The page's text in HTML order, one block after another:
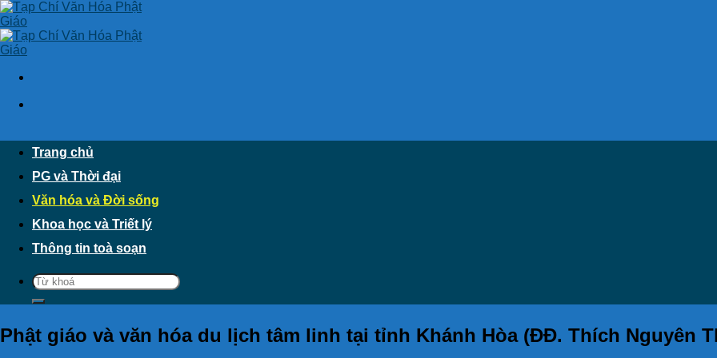
Skip
to
content
Trang chủ
PG và Thời đại
Văn hóa và Đời sống
Khoa học và Triết lý
Thông tin toà soạn
Phật giáo và văn hóa du lịch tâm linh tại tỉnh Khánh Hòa (ĐĐ. Thích Nguyên